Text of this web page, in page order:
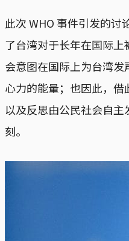
此次 WHO 事件引发的
了台湾对于长年在国际
会意图在国际上为台湾
心力的能量；也因此，借
以及反思由公民社会自
刻。